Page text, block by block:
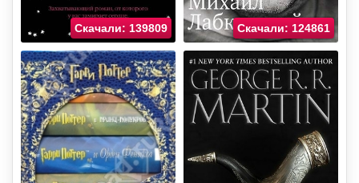
Скачали: 139809 Скачали: 124861